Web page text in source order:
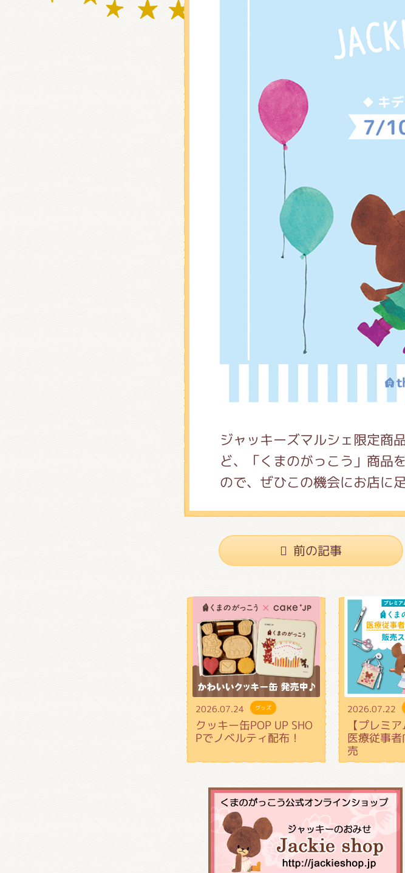
ジャッキーズマルシェ限定商
ど、「くまのがっこう」商品
ので、ぜひこの機会にお店に
前の記事
2026.07.24 グッズ
クッキー缶POP UP SHO
Pでノベルティ配布！
2026.07.22
【プレミ
医療従事
売
チア ジャッキーズ！
くまのがっこう しょくい
くまのがっこう 家庭科部